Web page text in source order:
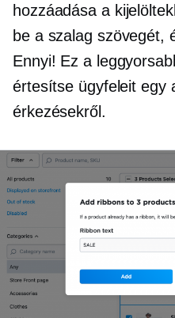
hozzáadása a
be a szalag szövegét,
Ennyi! Ez a
értesítse ügyfeleit egy
érkezésekről.